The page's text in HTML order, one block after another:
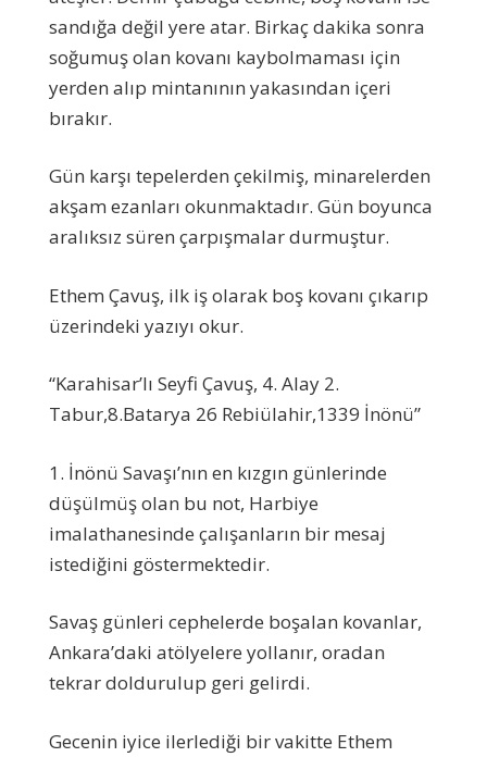
sandığa değil yere atar. Birkaç dakika sonra
soğumuş olan kovanı kaybolmaması için
yerden alıp mintanının yakasından içeri
bırakır.
Gün karşı tepelerden çekilmiş, minarelerden
akşam ezanları okunmaktadır. Gün boyunca
aralıksız süren çarpışmalar durmuştur.
Ethem Çavuş, ilk iş olarak boş kovanı çıkarıp
üzerindeki yazıyı okur.
“Karahisar’lı Seyfi Çavuş, 4. Alay 2.
Tabur,8.Batarya 26 Rebiülahir,1339 İnönü”
1. İnönü Savaşı’nın en kızgın günlerinde
düşülmüş olan bu not, Harbiye
imalathanesinde çalışanların bir mesaj
istediğini göstermektedir.
Savaş günleri cephelerde boşalan kovanlar,
Ankara’daki atölyelere yollanır, oradan
tekrar doldurulup geri gelirdi.
Gecenin iyice ilerlediği bir vakitte Ethem